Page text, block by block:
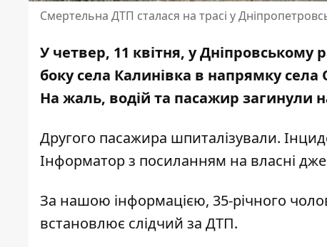
Смертельна ДТП сталася на трасі у
У четвер, 11 квітня, у Дніпровському
боку села Калинівка в напрямку села
На жаль, водій та пасажир загинули
Другого пасажира шпиталізували.
Інформатор з посиланням на власні
За нашою інформацією, 35-річного
встановлює слідчий за ДТП.